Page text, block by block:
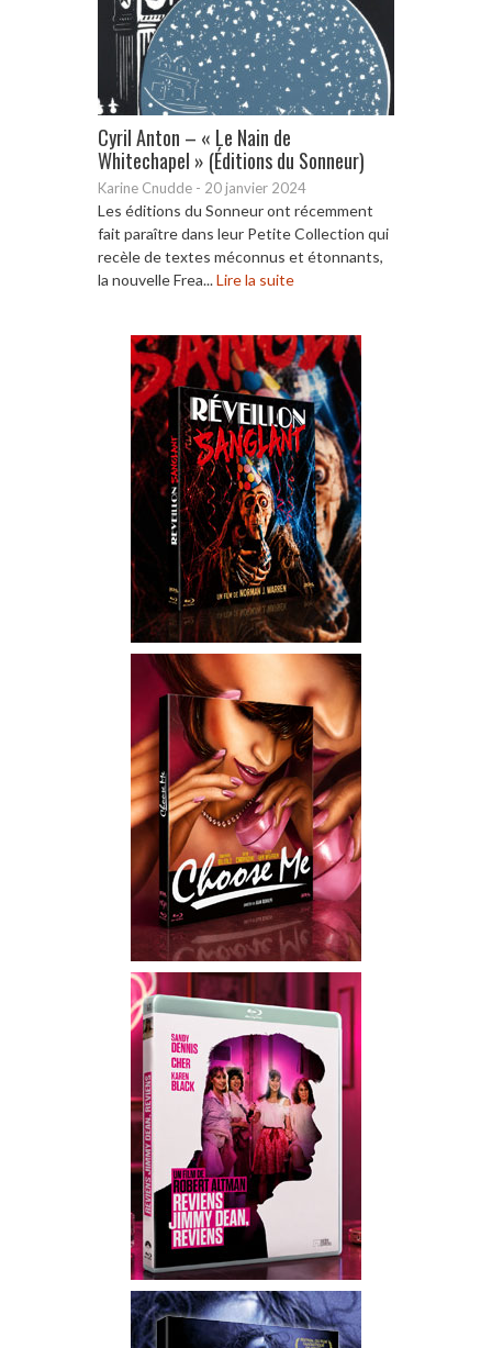
Cyril Anton – « Le Nain de
Whitechapel » (Éditions du Sonneur)
Karine Cnudde - 20 janvier 2024
Les éditions du Sonneur ont récemment
fait paraître dans leur Petite Collection qui
recèle de textes méconnus et étonnants,
la nouvelle Frea...Lire la suite